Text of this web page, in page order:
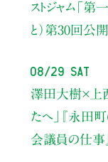
ストジャム「第
と） 第30回公
08/29 Sat
澤田大樹×上
たへ」
『永田町
会議員の仕事